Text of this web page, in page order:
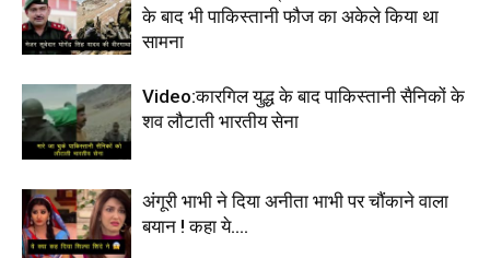
के बाद भी पाकिस्तानी फौज का अकेले किया था
सामना
Video:कारगिल युद्ध के बाद पाकिस्तानी सैनिकों के
शव लौटाती भारतीय सेना
अंगूरी भाभी ने दिया अनीता भाभी पर चौंकाने वाला
बयान ! कहा ये….